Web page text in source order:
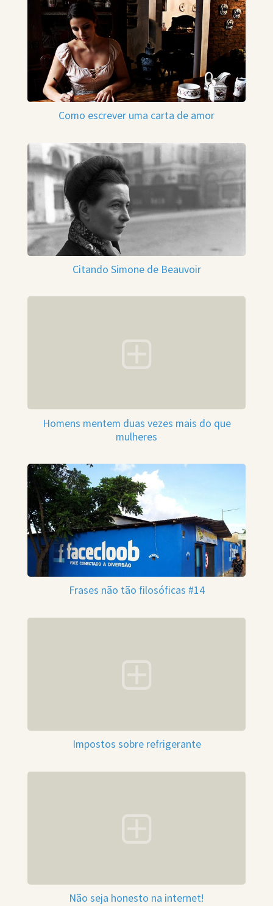
Como escrever uma carta de amor
Citando Simone de Beauvoir
Homens mentem duas vezes mais do que
mulheres
Frases não tão filosóficas #14
Impostos sobre refrigerante
Não seja honesto na internet!